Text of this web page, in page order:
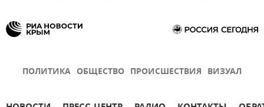
ПОЛИТИКА ОБЩЕСТВО ПРОИСШЕСТВИЯ ВИЗУАЛ